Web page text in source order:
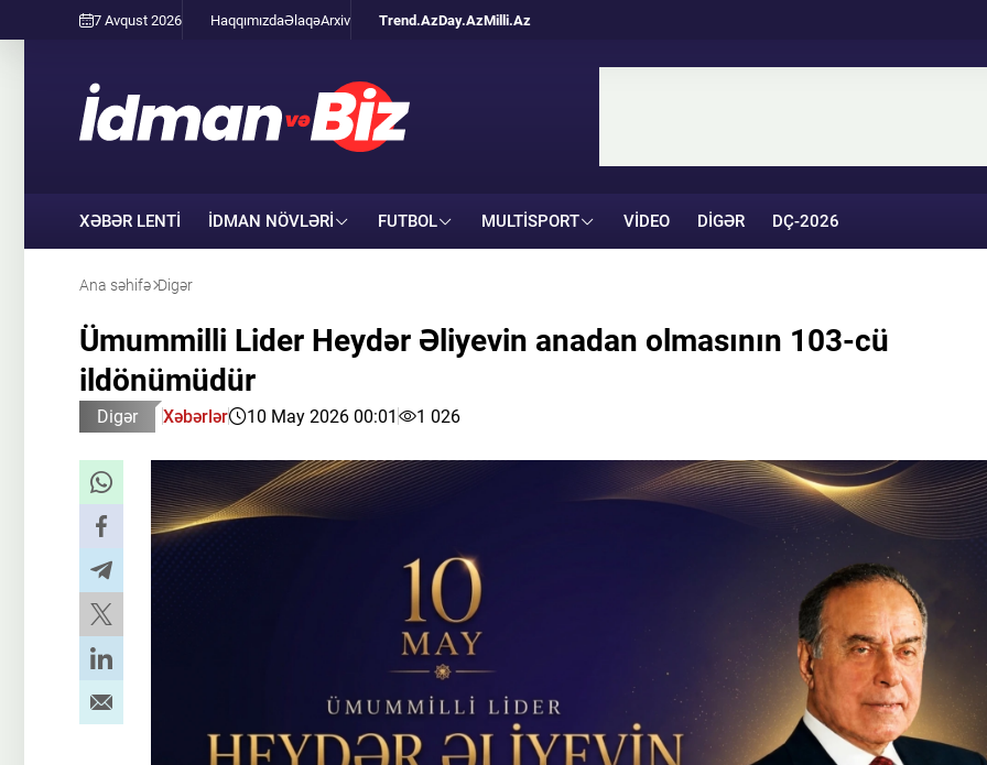
7 Avqust 2026 HaqqımızdaƏlaqəArxiv Trend.AzDay.AzMilli.Az
XƏBƏR LENTİ İDMAN NÖVLƏRI FUTBOL MULTISPORT VIDEO DIGƏR DÇ-2026
Ana səhifə Digər
Ümummilli Lider Heydər Əliyevin anadan olmasının 103-cü
ildönümüdür
Digər Xəbərlər 10 May 2026 00:01 1 026